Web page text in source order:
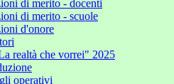
di merito - docenti
di merito - scuole
d'onore
realtà che vorrei" 2025
operativi